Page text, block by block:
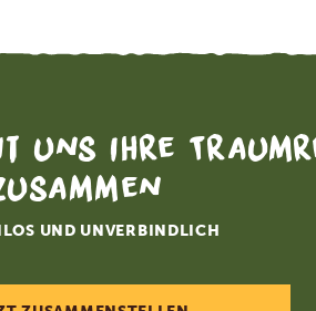
uns Ihre
UND UNVERBINDLICH